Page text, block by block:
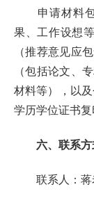
申请材料
果、工作设想
（推荐意见应
（包括论文、
材料等），以
学历学位证书复
六、联系方
联系人：